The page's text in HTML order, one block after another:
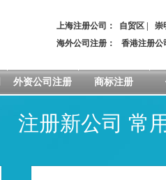
上海注册公司： 自贸区 崇
海外公司注册：
香港注册公
外资公司注册 商标注册
注册新公司 常